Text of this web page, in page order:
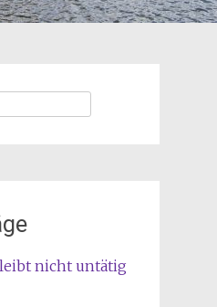
nicht untätig